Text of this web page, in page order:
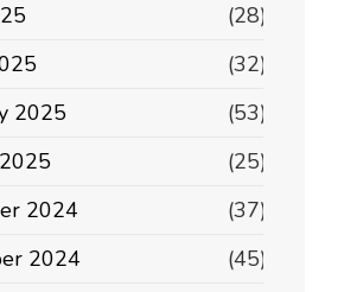
(28)
(32)
2025
(53)
(25)
2024
(37)
2024
(45)